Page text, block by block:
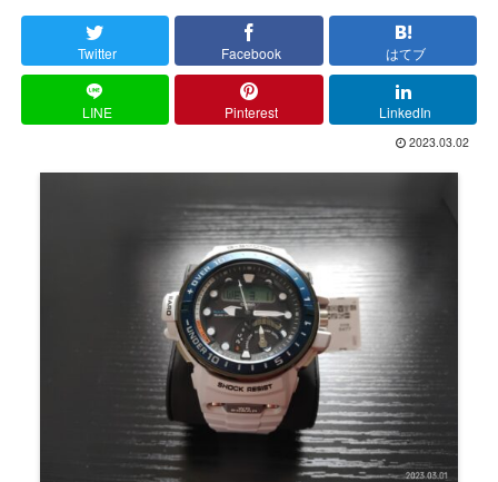
Twitter Facebook はてブ
LINE Pinterest LinkedIn
2023.03.02